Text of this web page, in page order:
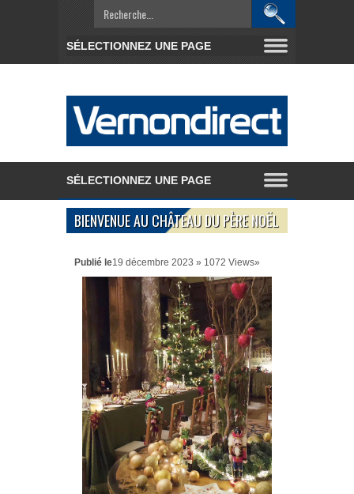
BIENVENUE AU CHÂTEAU DU PÈRE NOËL
Publié le19 décembre 2023 » 1072 Views»